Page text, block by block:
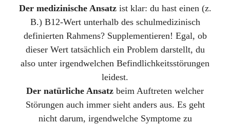
Der medizinische Ansatzist klar: du hast einen (z.
B.) B12-Wert unterhalb des schulmedizinisch
definierten Rahmens? Supplementieren! Egal, ob
dieser Wert tatsächlich ein Problem darstellt, du
also unter irgendwelchen Befindlichkeitsstörungen
leidest.
Der natürliche Ansatz beim Auftreten welcher
Störungen auch immer sieht anders aus. Es geht
nicht darum, irgendwelche Symptome zu